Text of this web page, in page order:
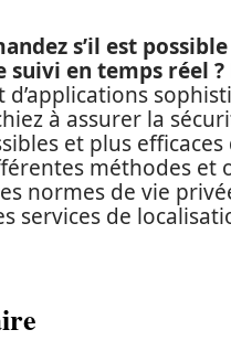
s’il est
suivi en temps réel ?
à assurer la
et plus
méthodes
normes de vie
services de